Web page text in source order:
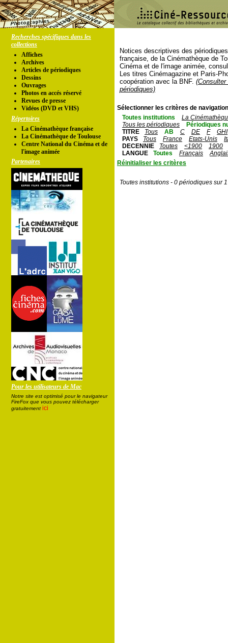
Recherches spécifiques dans les
collections
Affiches
Archives
Articles de périodiques
Dessins
Ouvrages
Photos en accés réservé
Revues de presse
Vidéos (DVD et VHS)
Répertoires
La Cinémathèque française
La Cinémathèque de Toulouse
Centre National du Cinéma et de
l'image animée
Partenaires
Pour les utilisateurs de Mac
Notre site est optimisé pour le navigateur
FireFox que vous pouvez télécharger
gratuitement ici
Notices descriptives des
française, de la Cinémathèque de
Cinéma et de l'image animée,
Les titres Cinémagazine et Paris-
coopération avec la BNF.
périodiques)
Sélectionner les critères de
Toutes institutions
La
Tous les périodiques
Périodiques
TITRE
Tous AB C DE F
GHI
PAYS
Tous France Etats-Unis
DECENNIE
Toutes <1900
1900
LANGUE
Toutes Français
Réinitialiser les critères
Toutes institutions - 0 périodiques sur